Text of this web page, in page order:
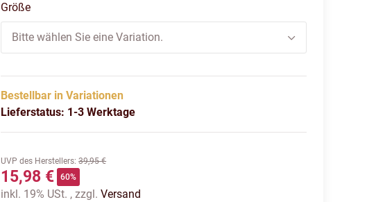
Größe
Bitte wählen Sie eine Variation.
Bestellbar in Variationen
Lieferstatus: 1-3 Werktage
UVP des Herstellers:39,95 €
15,98 € 60%
inkl. 19% USt. , zzgl.Versand